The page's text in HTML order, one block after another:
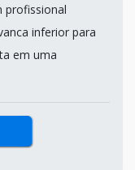
profissional
inferior para
em uma